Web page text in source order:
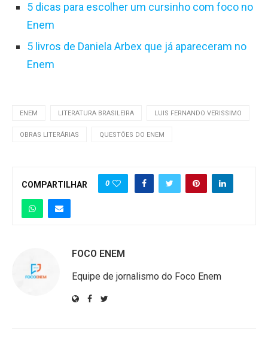
5 dicas para escolher um cursinho com foco no
Enem
5 livros de Daniela Arbex que já apareceram no
Enem
ENEM LITERATURA BRASILEIRA LUIS FERNANDO VERISSIMO
OBRAS LITERÁRIAS QUESTÕES DO ENEM
COMPARTILHAR 0
FOCO ENEM
Equipe de jornalismo do Foco Enem